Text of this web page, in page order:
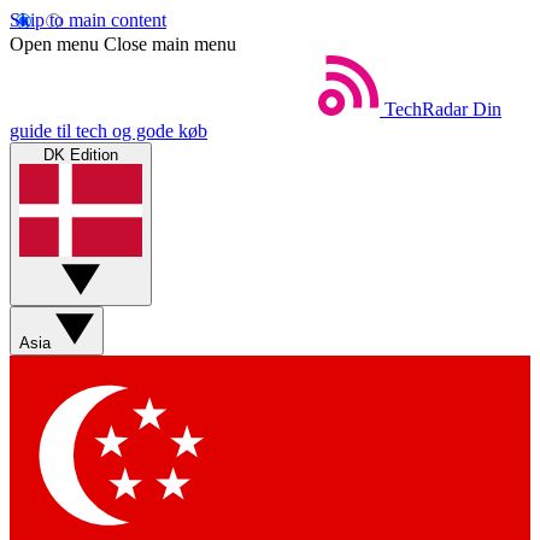
Skip to main content
Open menu Close main menu
TechRadar Din
guide til tech og gode køb
DK Edition
Asia